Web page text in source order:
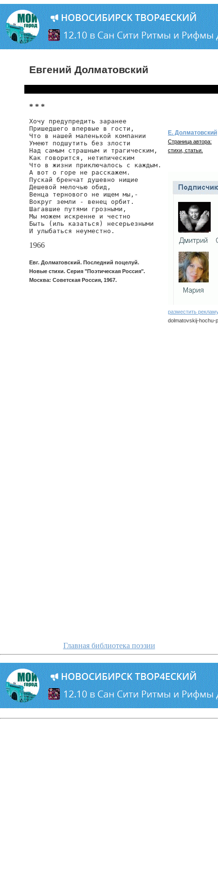
Евгений Долматовский
* * *
Хочу предупредить заранее
Пришедшего впервые в гости,
Что в нашей маленькой компании
Умеют подшутить без злости
Над самым страшным и трагическим,
Как говорится, нетипическим
Что в жизни приключалось с каждым.
А вот о горе не расскажем.
Пускай бренчат душевно нищие
Дешевой мелочью обид,
Венца тернового не ищем мы,-
Вокруг земли - венец орбит.
Шагавшие путями грозными,
Мы можем искренне и честно
Быть (иль казаться) несерьезными
И улыбаться неуместно.
1966
Евг. Долматовский. Последний поцелуй.
Новые стихи. Серия "Поэтическая Россия".
Москва: Советская Россия, 1967.
Е. Долматовский
Страница автора:
стихи, статьи.
разместить
dolmatovskij-hochu-
Главная библиотека поэзии